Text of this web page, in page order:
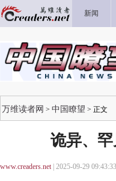
新闻
万维读者网 > 中国瞭望 > 正文
诡异、
www.creaders.net| 2025-09-29